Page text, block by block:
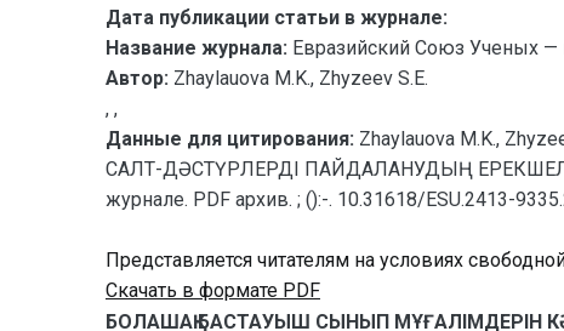
Дата публикации статьи в журнале:
Название журнала: Евразийский Союз Ученых —
Автор: Zhaylauova M.K., Zhyzeev S.E.
, ,
Данные для цитирования: Zhaylauova M.K.,
САЛТ-ДӘСТҮРЛЕРДІ ПАЙДАЛАНУДЫҢ
журнале. PDF архив. ; ():-. 10.31618/ESU.2413-
Представляется читателям на условиях
Скачать в формате PDF
БОЛАШАҚ БАСТАУЫШ СЫНЫП МҰҒАЛІМДЕРІН